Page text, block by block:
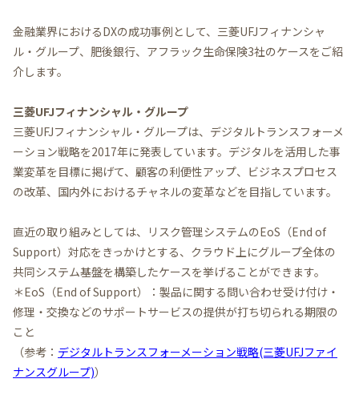
金融業界におけるDXの成功事例として、三菱UFJフィナンシャ
ル・グループ、肥後銀行、アフラック生命保険3社のケースをご紹
介します。
三菱UFJフィナンシャル・グループ
三菱UFJフィナンシャル・グループは、デジタルトランスフォーメ
ーション戦略を2017年に発表しています。デジタルを活用した事
業変革を目標に掲げて、顧客の利便性アップ、ビジネスプロセス
の改革、国内外におけるチャネルの変革などを目指しています。
直近の取り組みとしては、リスク管理システムのEoS（End of
Support）対応をきっかけとする、クラウド上にグループ全体の
共同システム基盤を構築したケースを挙げることができます。
＊EoS（End of Support）：製品に関する問い合わせ受け付け・
修理・交換などのサポートサービスの提供が打ち切られる期限の
こと
（参考： デジタルトランスフォーメーション戦略(三菱UFJファイ
ナンスグループ)）